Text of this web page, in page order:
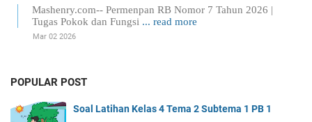
Mashenry.com-- Permenpan RB Nomor 7 Tahun 2026 |
Tugas Pokok dan Fungsi ... read more
Mar 02 2026
POPULAR POST
Soal Latihan Kelas 4 Tema 2 Subtema 1 PB 1